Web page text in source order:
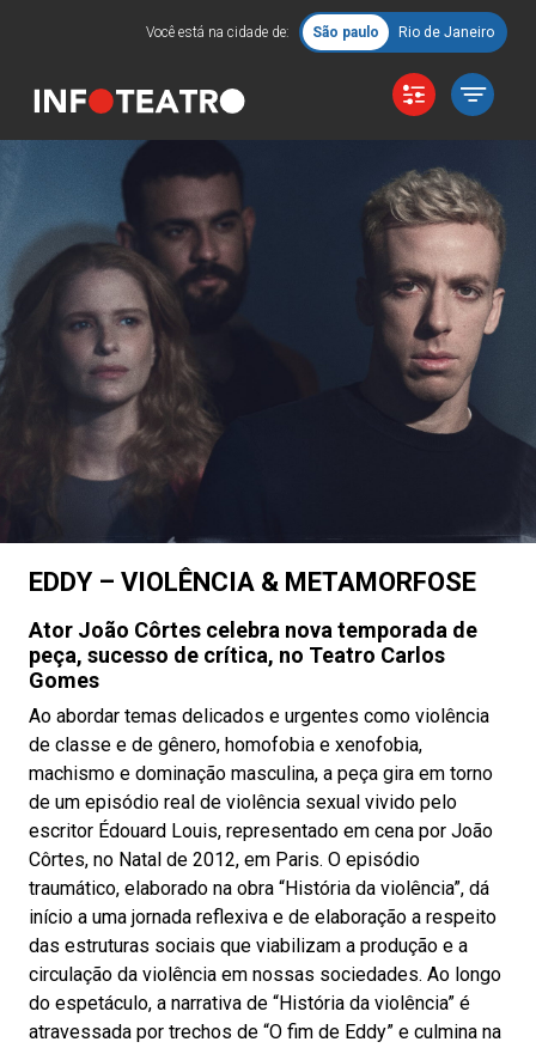
Você está na cidade de: São paulo Rio de Janeiro
EDDY – VIOLÊNCIA & METAMORFOSE
Ator João Côrtes celebra nova temporada de
peça, sucesso de crítica, no Teatro Carlos
Gomes
Ao abordar temas delicados e urgentes como violência
de classe e de gênero, homofobia e xenofobia,
machismo e dominação masculina, a peça gira em torno
de um episódio real de violência sexual vivido pelo
escritor Édouard Louis, representado em cena por João
Côrtes, no Natal de 2012, em Paris. O episódio
traumático, elaborado na obra “História da violência”, dá
início a uma jornada reflexiva e de elaboração a respeito
das estruturas sociais que viabilizam a produção e a
circulação da violência em nossas sociedades. Ao longo
do espetáculo, a narrativa de “História da violência” é
atravessada por trechos de “O fim de Eddy” e culmina na